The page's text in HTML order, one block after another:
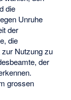
die
Unruhe
der
die
Nutzung zu
der
grossen